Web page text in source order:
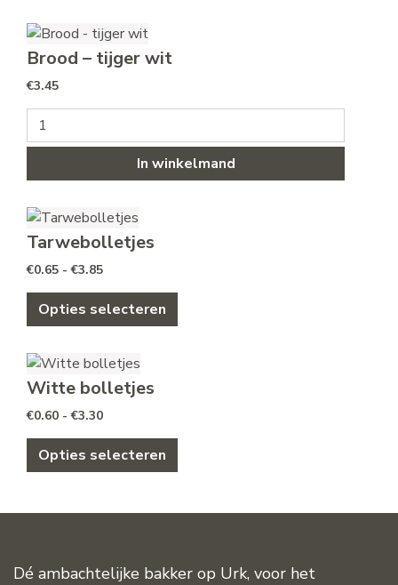
Brood – tijger wit
€3.45
Brood - tijger wit aantal
In winkelmand
Tarwebolletjes
€0.65 - €3.85Prijsklasse: €0.65 tot €3.85
Opties selecteren
Witte bolletjes
€0.60 - €3.30Prijsklasse: €0.60 tot €3.30
Opties selecteren
Dé ambachtelijke bakker op Urk, voor het